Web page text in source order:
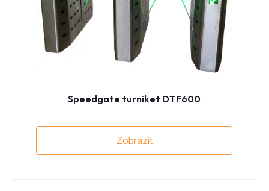
Speedgate turniket DTF600
Zobrazit